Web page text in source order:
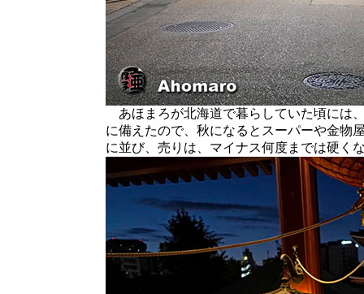
あほまろが北海道で暮らしていた頃には
に備えたので、秋になるとスーパーや金物
に並び、売りは、マイナス何度までは硬く